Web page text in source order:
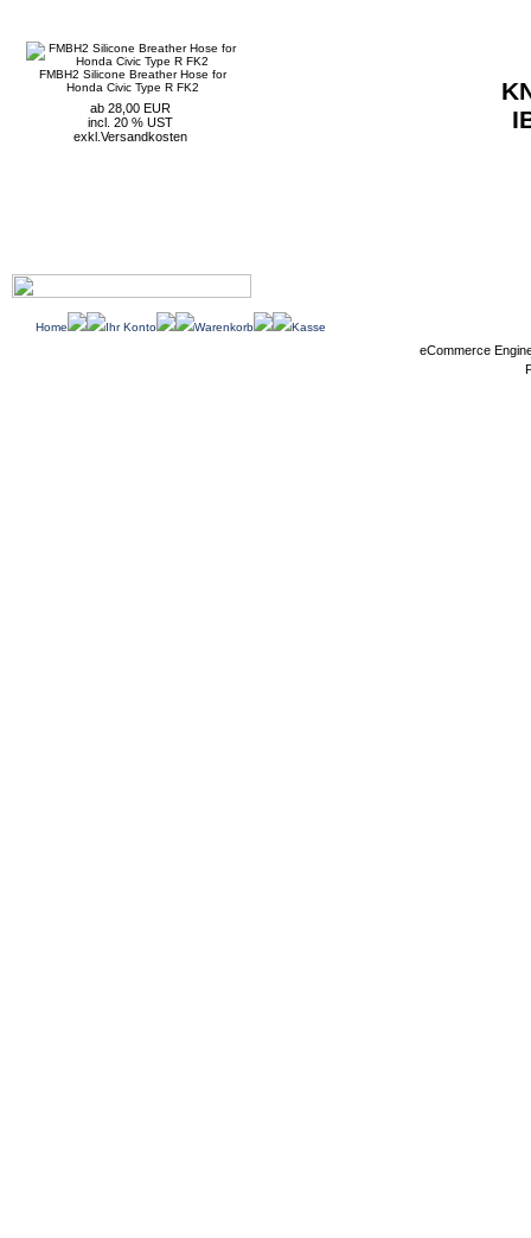
FMBH2 Silicone Breather Hose for
Honda Civic Type R FK2
ab 28,00 EUR
incl. 20 % UST
exkl. Versandkosten
Home Ihr Konto Warenkorb Kasse
eCommerce